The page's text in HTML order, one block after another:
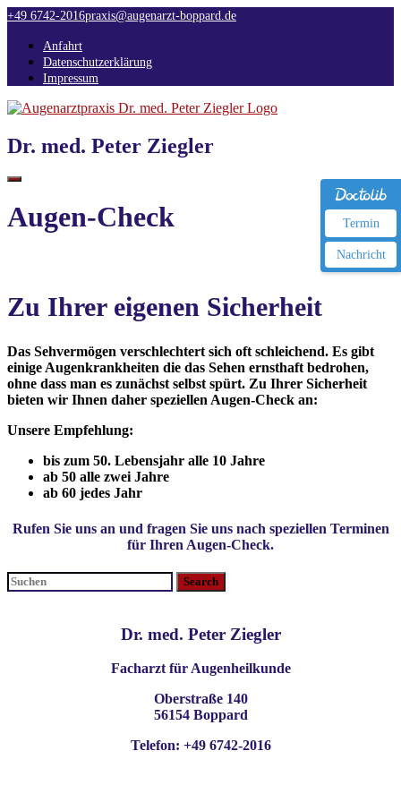
Direkt
Inhalt
+49 6742-2016praxis@augenarzt-boppard.de
Anfahrt
Datenschutzerklärung
Impressum
Dr. med. Peter Ziegler
Augen-Check
Zu Ihrer eigenen Sicherheit
Das Sehvermögen verschlechtert sich oft schleichend. Es gibt
einige Augenkrankheiten die das Sehen ernsthaft bedrohen,
ohne dass man es zunächst selbst spürt. Zu Ihrer Sicherheit
bieten wir Ihnen daher speziellen Augen-Check an:
Unsere Empfehlung:
bis zum 50. Lebensjahr alle 10 Jahre
ab 50 alle zwei Jahre
ab 60 jedes Jahr
Rufen Sie uns an und fragen Sie uns nach speziellen Terminen
für Ihren Augen-Check.
Suchen
nach:
Termin
Nachricht
Dr. med. Peter Ziegler
Facharzt für Augenheilkunde
Oberstraße 140
56154 Boppard
Telefon: +49 6742-2016